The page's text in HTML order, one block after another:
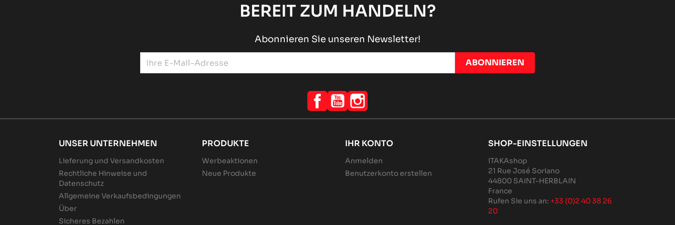
BEREIT ZUM HANDELN?
Abonnieren Sie unseren Newsletter!
Facebook
YouTube
UNSER UNTERNEHMEN
Lieferung und Versandkosten
Rechtliche Hinweise und
Datenschutz
Allgemeine Verkaufsbedingungen
Über
Sicheres Bezahlen
PRODUKTE
Werbeaktionen
Neue Produkte
IHR KONTO
Anmelden
Benutzerkonto erstellen
SHOP-EINSTELLUNGEN
ITAKAshop
21 Rue José Soriano
44800 SAINT-HERBLAIN
France
Rufen Sie uns an: +33 (0)2 40 38 26
20